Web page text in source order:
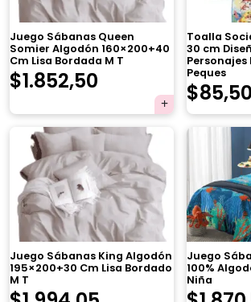
Juego Sábanas Queen
Somier Algodón 160×200+40
Cm Lisa Bordada M T
El
precio
original
era:
$1.950,00.
$1.852,50
precio
actual
es:
$1.852,50.
Toalla
30 cm
Peques
El
precio
era:
$85,50
Juego Sábanas King Algodón
195×200+30 Cm Lisa Bordado
M T
Juego
100%
Niña
Tu carrito está